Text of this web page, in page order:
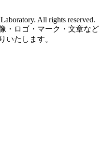
All rights reserved.
・ロゴ・マーク・文章など
いたします。